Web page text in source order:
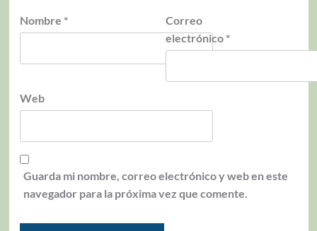
Nombre *
Correo
electrónico *
Web
Guarda mi nombre, correo electrónico y web en este
navegador para la próxima vez que comente.